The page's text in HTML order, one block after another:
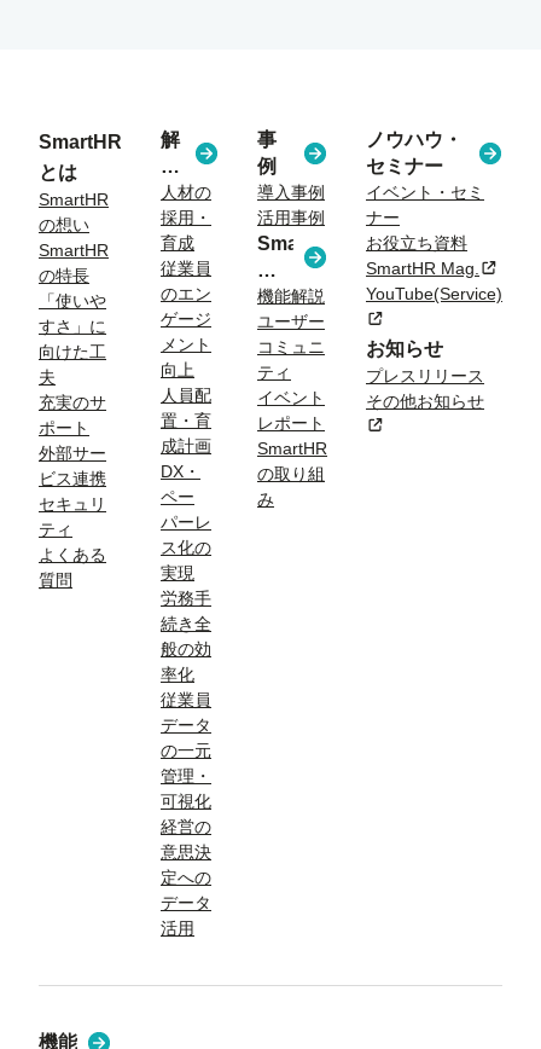
SmartHR
とは
SmartHR
の想い
SmartHR
の特長
「使いや
すさ」に
向けた工
夫
充実のサ
ポート
外部サー
ビス連携
セキュリ
ティ
よくある
質問
解
決
す
る
課
題
人材の
採用・
育成
従業員
のエン
ゲージ
メント
向上
人員配
置・育
成計画
DX・
ペー
パーレ
ス化の
実現
労務手
続き全
般の効
率化
従業員
データ
の一元
管理・
可視化
経営の
意思決
定への
データ
活用
事
例
導入事例
活用事例
SmartHR
コ
ラ
ム
機能解説
ユーザー
コミュニ
ティ
イベント
レポート
SmartHR
の取り組
み
ノウハウ・
セミナー
イベント・セミ
ナー
お役立ち資料
SmartHR Mag.新規タ
YouTube(Service)
新規タブまたはウィン
お知らせ
プレスリリース
その他お知らせ
新規タブまたはウィン
機能